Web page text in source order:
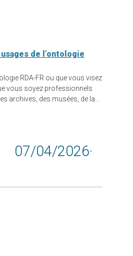
de l’ontologie
RDA-FR ou que vous visez
vous soyez professionnels
archives, des musées, de la…
07/04/2026·